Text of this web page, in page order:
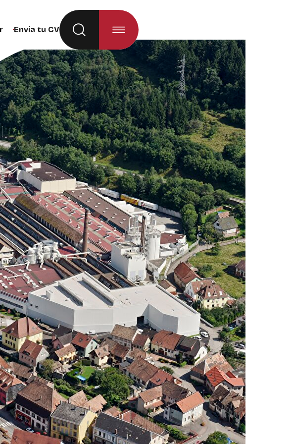
se recargará al seleccionar la opción)
Envía tu CV